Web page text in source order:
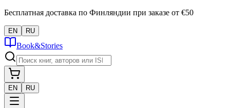
Бесплатная доставка по Финляндии при заказе от €50
EN RU
Book&Stories
EN RU